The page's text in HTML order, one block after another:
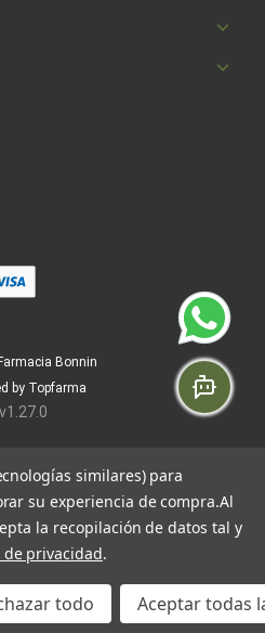
Farmacia Bonnin
by Topfarma
v1.27.0
similares) para
su experiencia de compra.Al
la recopilación de datos tal y
de privacidad.
todo Aceptar todas